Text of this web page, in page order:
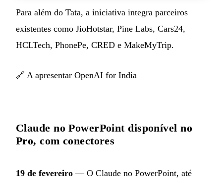
Para além do Tata, a iniciativa integra parceiros
existentes como JioHotstar, Pine Labs, Cars24,
HCLTech, PhonePe, CRED e MakeMyTrip.
🔗 A apresentar OpenAI for India
Claude no PowerPoint disponível no
Pro, com conectores
19 de fevereiro — O Claude no PowerPoint, até